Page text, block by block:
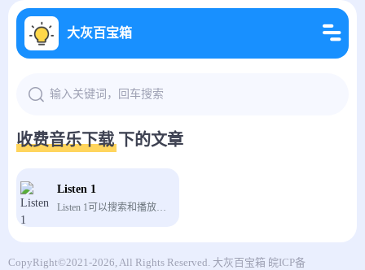
大灰百宝箱
收费音乐下载 下的文章
Listen 1
Listen 1可以搜索和播放来自网易云音乐，QQ音乐，酷狗音乐，酷我音乐，Bilibili，咪咕音乐网站的歌曲，让你的曲库更全面。
CopyRight©2021-2026, All Rights Reserved. 大灰百宝箱 皖ICP备